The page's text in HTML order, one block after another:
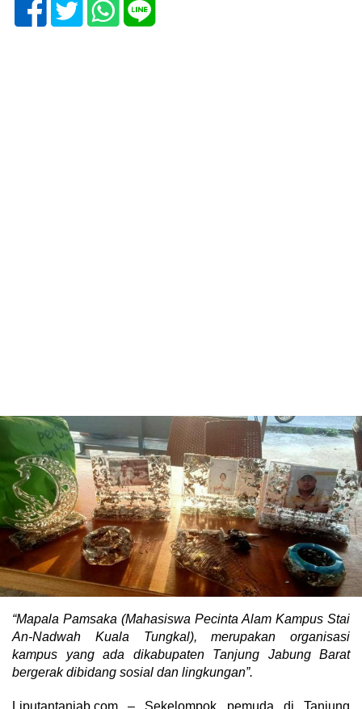
“Mapala Pamsaka (Mahasiswa Pecinta Alam Kampus Stai
An-Nadwah Kuala Tungkal), merupakan organisasi
kampus yang ada dikabupaten Tanjung Jabung Barat
bergerak dibidang sosial dan lingkungan”.
Liputantanjab.com – Sekelompok pemuda di Tanjung